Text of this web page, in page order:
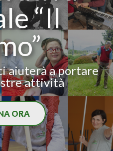
“Il
aiuterà a portare
attività
ORA